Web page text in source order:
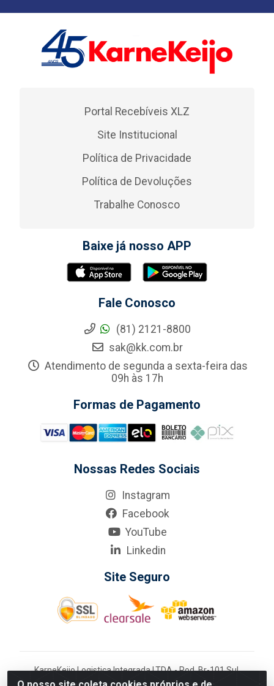
Portal Recebíveis XLZ
Site Institucional
Política de Privacidade
Política de Devoluções
Trabalhe Conosco
Baixe já nosso APP
Fale Conosco
(81) 2121-8800
sak@kk.com.br
Atendimento de segunda a sexta-feira das
09h às 17h
Formas de Pagamento
Nossas Redes Sociais
Instagram
Facebook
YouTube
Linkedin
Site Seguro
KarneKeijo Logistica Integrada LTDA - Rod. Br-101 Sul,
nº3700 - Barro, Recife/PE, 50900-400 CNPJ: